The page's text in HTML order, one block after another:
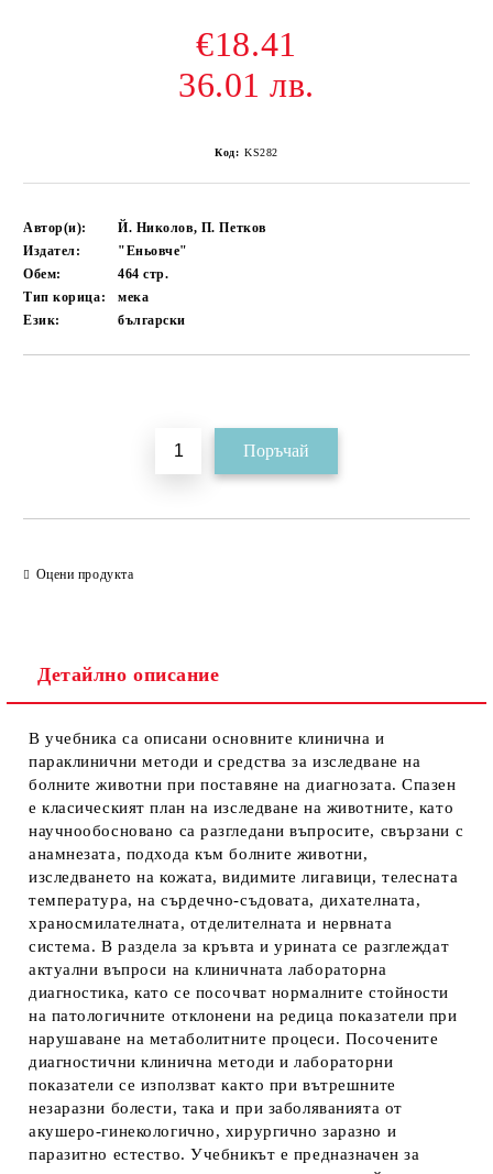
€18.41
36.01 лв.
Код: KS282
Автор(и):
Й. Николов, П. Петков
Издател:
"Еньовче"
Обем:
464стр.
Тип корица:
мека
Език:
български
Оцени продукта
Детайлно описание
В учебника са описани основните клинична и
параклинични методи и средства за изследване на
болните животни при поставяне на диагнозата. Спазен
е класическият план на изследване на животните, като
научнообосновано са разгледани въпросите, свързани с
анамнезата, подхода към болните животни,
изследването на кожата, видимите лигавици, телесната
температура, на сърдечно-съдовата, дихателната,
храносмилателната, отделителната и нервната
система. В раздела за кръвта и урината се разглеждат
актуални въпроси на клиничната лабораторна
диагностика, като се посочват нормалните стойности
на патологичните отклонени на редица показатели при
нарушаване на метаболитните процеси. Посочените
диагностични клинична методи и лабораторни
показатели се използват както при вътрешните
незаразни болести, така и при заболяванията от
акушеро-гинекологично, хирургично заразно и
паразитно естество. Учебникът е предназначен за